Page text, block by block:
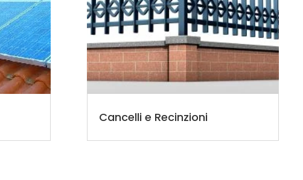
Cancelli e Recinzioni